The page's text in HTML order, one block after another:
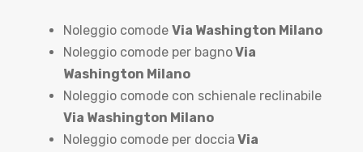
Noleggio comode Via Washington Milano
Noleggio comode per bagnoVia
Washington Milano
Noleggio comode con schienale reclinabile
Via Washington Milano
Noleggio comode per doccia Via